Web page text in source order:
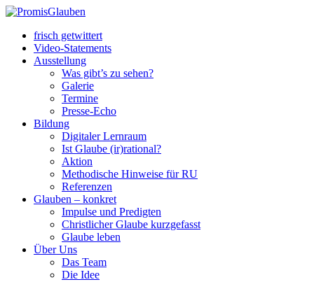
frisch getwittert
Video-Statements
Ausstellung
Was gibt’s zu sehen?
Galerie
Termine
Presse-Echo
Bildung
Digitaler Lernraum
Ist Glaube (ir)rational?
Aktion
Methodische Hinweise für RU
Referenzen
Glauben – konkret
Impulse und Predigten
Christlicher Glaube kurzgefasst
Glaube leben
Über Uns
Das Team
Die Idee